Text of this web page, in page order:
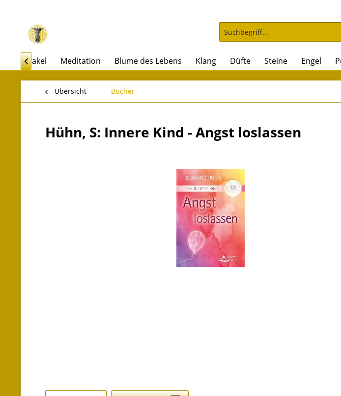
& Orakel Meditation Blume des Lebens Klang Düfte Steine Engel

Übersicht Bücher
Hühn, S: Innere Kind - Angst loslassen